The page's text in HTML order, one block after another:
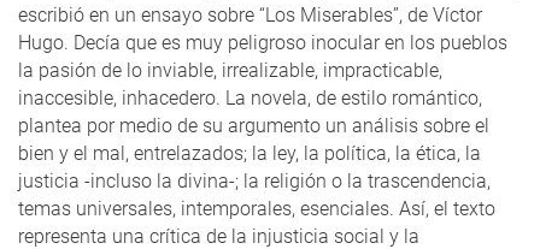
escribió en un ensayo sobre “Los Miserables”, de Víctor
Hugo. Decía que es muy peligroso inocular en los pueblos
la pasión de lo inviable, irrealizable, impracticable,
inaccesible, inhacedero. La novela, de estilo romántico,
plantea por medio de su argumento un análisis sobre el
bien y el mal, entrelazados; la ley, la política, la ética, la
justicia -incluso la divina-; la religión o la trascendencia,
temas universales, intemporales, esenciales. Así, el texto
representa una crítica de la injusticia social y la